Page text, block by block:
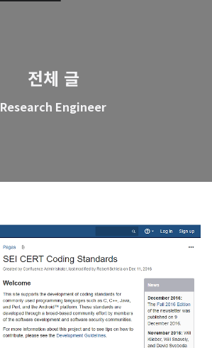
전체 글
Research Engineer